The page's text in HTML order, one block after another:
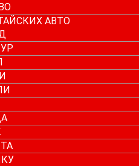
АВТО